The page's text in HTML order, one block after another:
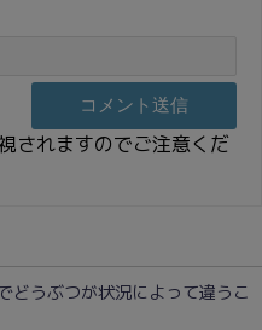
されますのでご注意くだ
どうぶつが状況によって違うこ